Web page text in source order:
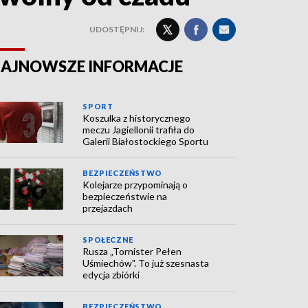
UDOSTĘPNIJ:
INFORMACJE
SPORT
Koszulka z historycznego
meczu Jagiellonii trafiła do
Galerii Białostockiego Sportu
BEZPIECZEŃSTWO
Kolejarze przypominają o
bezpieczeństwie na
przejazdach
SPOŁECZNE
Rusza „Tornister Pełen
Uśmiechów". To już szesnasta
edycja zbiórki